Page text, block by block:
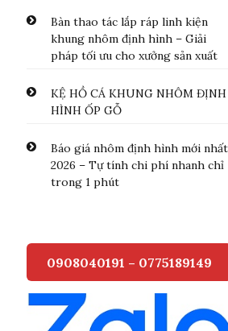
Bàn thao tác lắp ráp linh kiện
khung nhôm định hình – Giải
pháp tối ưu cho xưởng sản xuất
KỆ HỒ CÁ KHUNG NHÔM ĐỊNH
HÌNH ỐP GỖ
Báo giá nhôm định hình mới nhất
2026 – Tự tính chi phí nhanh chỉ
trong 1 phút
0908040191 – 0775189149